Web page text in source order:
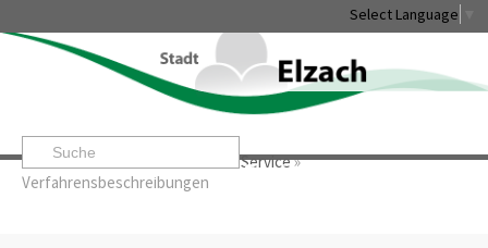
Select Language
Startseite» »Service»
Verfahrensbeschreibungen
Leben & Erleben Rathaus & Service